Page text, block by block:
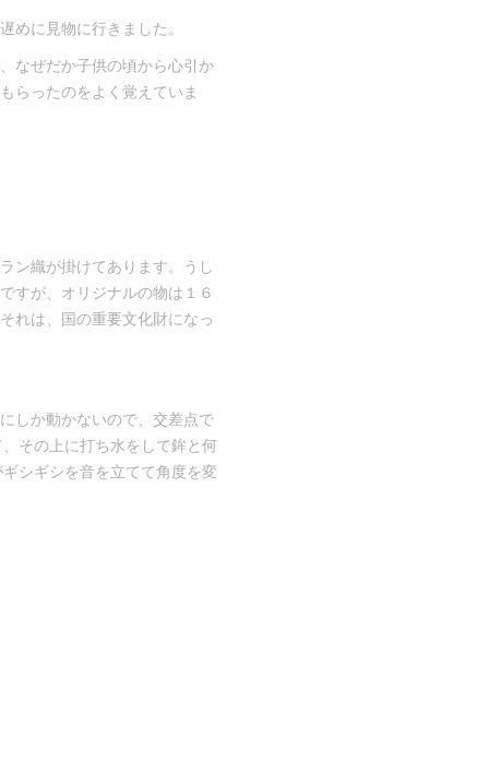
めに見物に行きました。
なぜだか子供の頃から心引か
らったのをよく覚えていま
ン織が掛けてあります。うし
すが、オリジナルの物は１６
れは、国の重要文化財になっ
しか動かないので、交差点で
その上に打ち水をして鉾と何
シギシを音を立てて角度を変